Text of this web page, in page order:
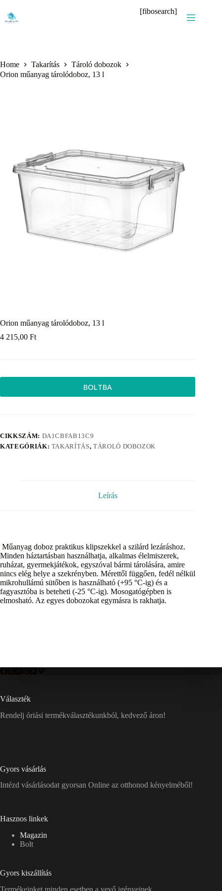
content
[fibosearch]
Home Takarítás
Tároló dobozok
Orion műanyag tárolódoboz, 13 l
Orion műanyag tárolódoboz, 13 l
4 215,00 Ft
BOLTBA
CIKKSZÁM: DA1CBFAB13C9
KATEGÓRIÁK: TAKARÍTÁS, TÁROLÓ DOBOZOK
Leírás
Műanyag doboz praktikus klipszekkel a szilárd lezáráshoz.
Minden háztartásban használhatja, alkalmas élelmiszerek,
ruházat, gyermekjátékok, egyszóval bármi tárolására, amire
nincs elég helye a szekrényben. Mérettől függően, fedél nélkül
mikrohullámú sütőben is használható (+95 °C-ig) és a
fagyasztóba is beteheti (-25 °C-ig). Mosogatógépben is
elmosható. Az egyes dobozokat egymásra is rakhatja.
Választék
Rendelj óriási termékválasztékunkból, kedvező áron!
Gyors vásárlás
Intézd vásárlásodat gyorsan Online az otthonod kényelméből!
Hasznos linkek
Magazin
Bolt
Gyors kiszállítás
Termékeinket minden esetben a vevő igényeinek